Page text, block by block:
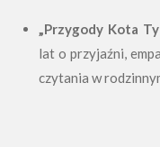
„Przygody Kota
lat o przyjaźni,
czytania w